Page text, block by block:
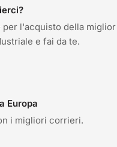
l'acquisto della miglior
e fai da te.
Europa
i migliori corrieri.